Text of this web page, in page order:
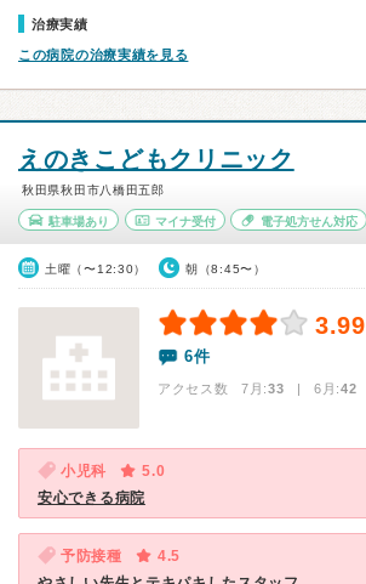
治療実績
この病院の治療実績を見る
えのきこどもクリニック
秋田県秋田市八橋田五郎
駐車場あり マイナ受付 電子処方せん対応
土曜（〜12:30） 朝（8:45〜）
3.99
6件
アクセス数 7月:33 | 6月:42
小児科
5.0
安心できる病院
予防接種
4.5